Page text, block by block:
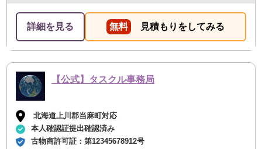
詳細を見る 無料 見積もりをしてみる
【公式】タスクル事務局
北海道上川郡当麻町対応
本人確認証提出確認済み
古物商許可証：第12345678912号